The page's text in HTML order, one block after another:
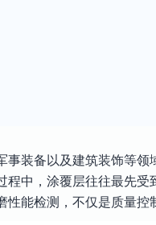
装备以及建筑装饰等领
中，涂覆层往往最先受
能检测，不仅是质量控